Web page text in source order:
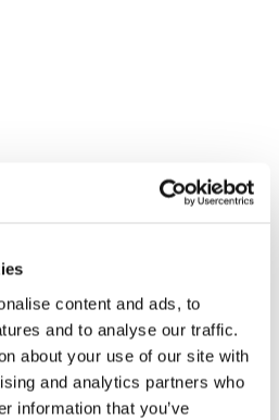
content and ads, to
and to analyse our traffic.
about your use of our site with
and analytics partners who
information that you’ve
en Facebook
no será publicada.
marcados con*